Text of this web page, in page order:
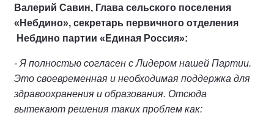
Валерий Савин, Глава сельского поселения
«Небдино», секретарь первичного отделения
Небдино партии «Единая Россия»:
- Я полностью согласен с Лидером нашей Партии.
Это своевременная и необходимая поддержка для
здравоохранения и образования. Отсюда
вытекают решения таких проблем как: